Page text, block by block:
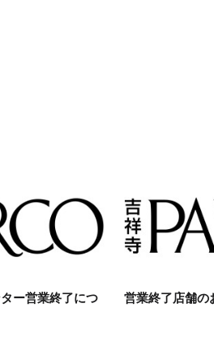
ー営業終了につ 営業終了店舗の